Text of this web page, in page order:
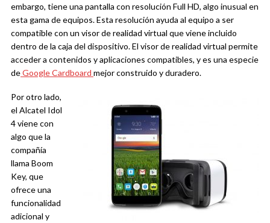
embargo, tiene una pantalla con resolución Full HD, algo inusual en
esta gama de equipos. Esta resolución ayuda al equipo a ser
compatible con un visor de realidad virtual que viene incluido
dentro de la caja del dispositivo. El visor de realidad virtual permite
acceder a contenidos y aplicaciones compatibles, y es una especie
deGoogle Cardboard mejor construido y duradero.
Por otro lado,
el Alcatel Idol
4 viene con
algo que la
compañía
llama Boom
Key, que
ofrece una
funcionalidad
adicional y